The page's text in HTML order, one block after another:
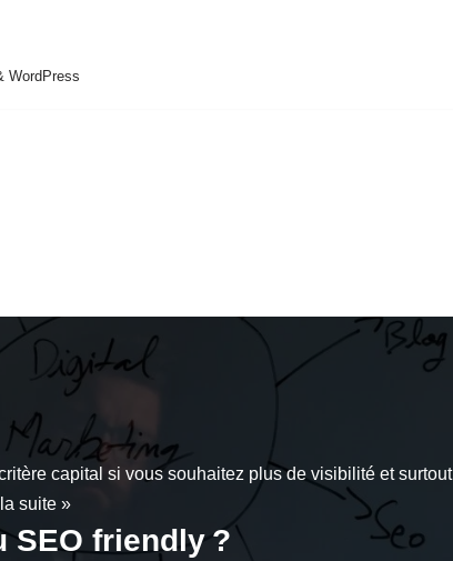
WordPress
capital si vous souhaitez plus de visibilité et surtout
suite »
SEO friendly ?